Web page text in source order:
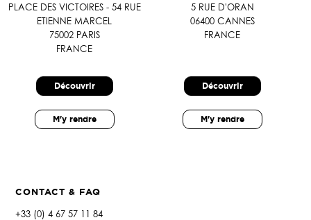
PLACE DES VICTOIRES - 54 RUE
ETIENNE MARCEL
75002 PARIS
FRANCE
Découvrir
M'y rendre
5 RUE D'ORAN
06400 CANNES
FRANCE
Découvrir
M'y rendre
CONTACT & FAQ
+33 (0) 4 67 57 11 84